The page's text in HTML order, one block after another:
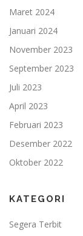
Maret 2024
Januari 2024
November 2023
September 2023
Juli 2023
April 2023
Februari 2023
Desember 2022
Oktober 2022
KATEGORI
Segera Terbit